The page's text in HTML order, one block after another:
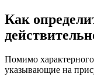
Как
Помимо
указывающие на